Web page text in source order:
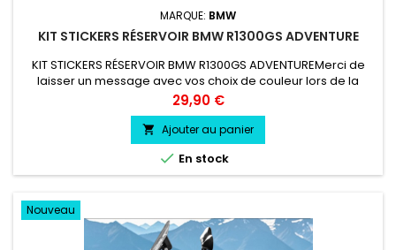
MARQUE: BMW
KIT STICKERS RÉSERVOIR BMW R1300GS ADVENTURE
KIT STICKERS RÉSERVOIR BMW R1300GS ADVENTUREMerci de
laisser un message avec vos choix de couleur lors de la
commande COULEUR AU CHOIX vinyle professionnel très
résistant résiste a l'eau, essence, chaleur, froid.
Prix
29,90 €
 Ajouter au panier
 En stock
Nouveau